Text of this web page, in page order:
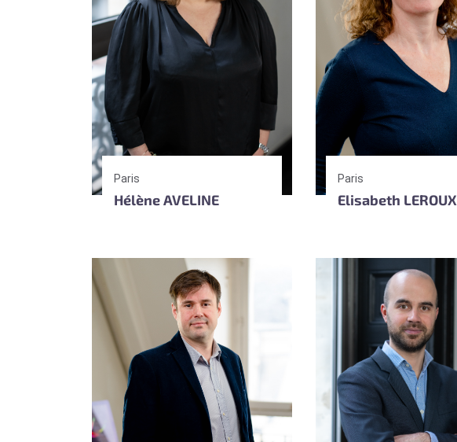
Paris
Hélène AVELINE
Paris
Elisabeth LEROUX